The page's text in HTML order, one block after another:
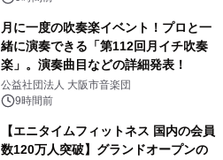
月に一度の吹奏楽イベント！プロと一
緒に演奏できる「第112回月イチ吹奏
楽」。演奏曲目などの詳細発表！
公益社団法人 大阪市音楽団
9時間前
【エニタイムフィットネス 国内の会員
数120万人突破】グランドオープンの